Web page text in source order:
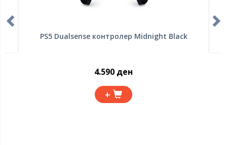
PS5 Dualsense контролер Midnight Black
4.590 ден
+